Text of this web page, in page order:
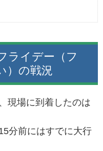
ライデー（フ
）の戦況
現場に到着したのは
分前にはすでに大行